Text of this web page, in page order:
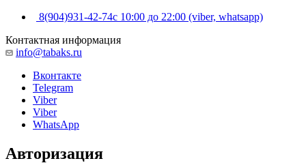
8(904)931-42-74с 10:00 до 22:00 (viber, whatsapp)
Контактная информация
info@tabaks.ru
Вконтакте
Telegram
Viber
Viber
WhatsApp
Авторизация